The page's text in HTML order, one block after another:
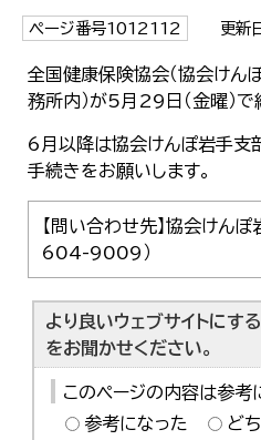
ページ番号1012112 更新
全国健康保険協会（協会けん
務所内）が5月29日（金曜）で
6月以降は協会けんぽ岩手支
手続きをお願いします。
【問い合わせ先】協会けん
604-9009）
より良いウェブサイトにす
をお聞かせください。
このページの内容は参考
参考になった
ど